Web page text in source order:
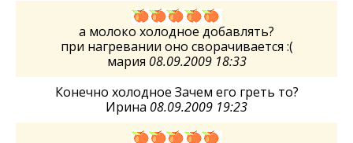
а молоко холодное добавлять?
при нагревании оно сворачивается :(
мария 08.09.2009 18:33
Конечно холодное Зачем его греть то?
Ирина 08.09.2009 19:23